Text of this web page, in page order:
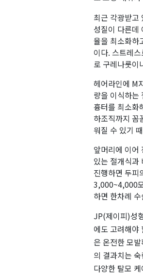
최근 각광받고
성질이 다른데
율을 최소화하
이다. 스트레
로 구레나룻이
헤어라인에 M
량을 이식하는
흉터를 최소화
하조직까지 꼼
워질 수 있기
앞머리에 이어
있는 절개식과
진행하면 두피
3,000~4,000
하면 한차례
JP(제이피)성
에도 고려해야
은 온전한 모
의 결과치는
다양한 탈모